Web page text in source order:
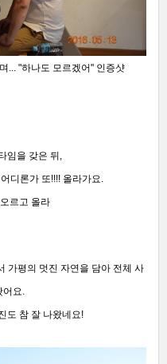
... "하나도 모르겠어" 인증샷
임을 갖은 뒤,
디론가 또!!!! 올라가요.
르고 올라
가평의 멋진 자연을 담아 전체 사
어요.
도 참 잘 나왔네요!